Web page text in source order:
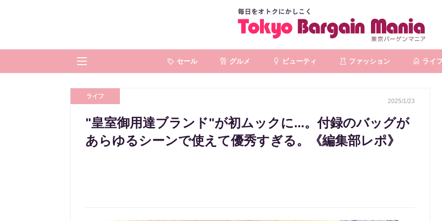
セール グルメ ビューティ ファッション ライフ
ライフ
2025/1/23
"皇室御用達ブランド"が初ムックに...。付録のバッグが
あらゆるシーンで使えて優秀すぎる。《編集部レポ》